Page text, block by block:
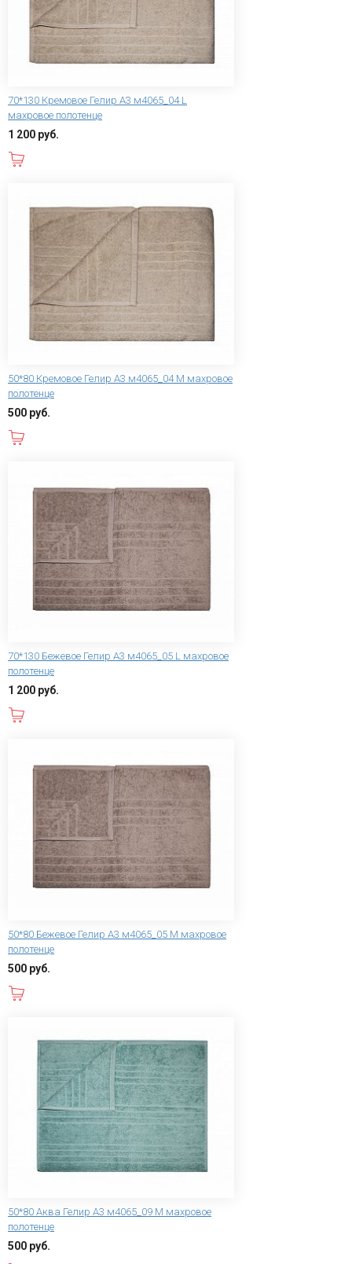
70*130 Кремовое Гелир А3 м4065_04 L
махровое полотенце
1 200 руб.
50*80 Кремовое Гелир А3 м4065_04 M махровое
полотенце
500 руб.
70*130 Бежевое Гелир А3 м4065_05 L махровое
полотенце
1 200 руб.
50*80 Бежевое Гелир А3 м4065_05 M махровое
полотенце
500 руб.
50*80 Аква Гелир А3 м4065_09 M махровое
полотенце
500 руб.